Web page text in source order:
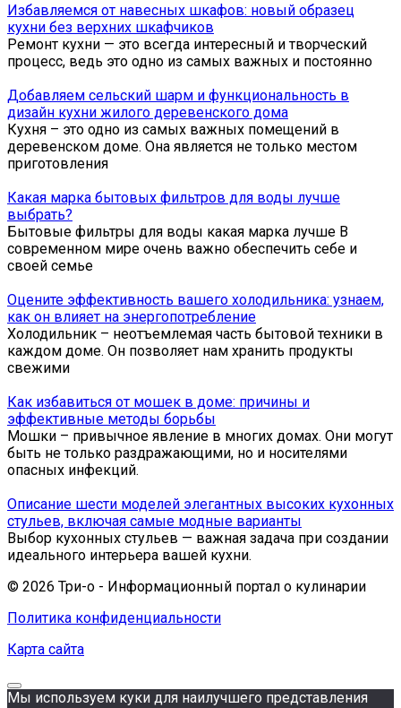
Избавляемся от навесных шкафов: новый образец
кухни без верхних шкафчиков
Ремонт кухни — это всегда интересный и творческий
процесс, ведь это одно из самых важных и постоянно
Добавляем сельский шарм и функциональность в
дизайн кухни жилого деревенского дома
Кухня – это одно из самых важных помещений в
деревенском доме. Она является не только местом
приготовления
Какая марка бытовых фильтров для воды лучше
выбрать?
Бытовые фильтры для воды какая марка лучше В
современном мире очень важно обеспечить себе и
своей семье
Оцените эффективность вашего холодильника: узнаем,
как он влияет на энергопотребление
Холодильник – неотъемлемая часть бытовой техники в
каждом доме. Он позволяет нам хранить продукты
свежими
Как избавиться от мошек в доме: причины и
эффективные методы борьбы
Мошки – привычное явление в многих домах. Они могут
быть не только раздражающими, но и носителями
опасных инфекций.
Описание шести моделей элегантных высоких кухонных
стульев, включая самые модные варианты
Выбор кухонных стульев — важная задача при создании
идеального интерьера вашей кухни.
© 2026 Три-о - Информационный портал о кулинарии
Политика конфиденциальности
Карта сайта
Мы используем куки для наилучшего представления